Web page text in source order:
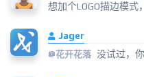
想加个LOGO描边模式
Jager
@花开花落 没试过，